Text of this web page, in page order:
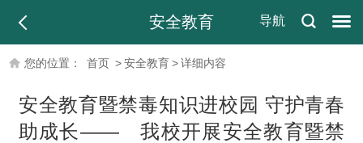
导航
安全教育
您的位置： 首页 >安全教育>详细内容
安全教育暨禁毒知识进校园 守护青春
助成长—— 我校开展安全教育暨禁